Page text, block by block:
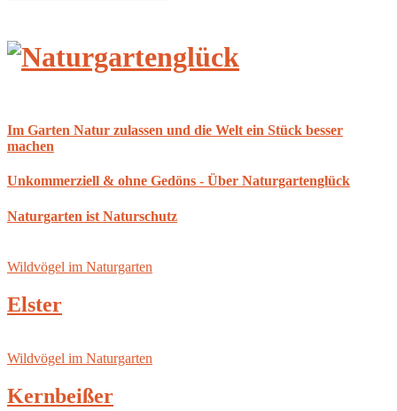
Im Garten Natur zulassen und die Welt ein Stück besser
machen
Unkommerziell & ohne Gedöns - Über Naturgartenglück
Naturgarten ist Naturschutz
Wildvögel im Naturgarten
Elster
Wildvögel im Naturgarten
Kernbeißer